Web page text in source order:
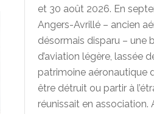
et 30 août 2026. En
Angers-Avrillé – ancien
désormais disparu – une
d’aviation légère, lassée
patrimoine aéronautique
être détruit ou partir à
réunissait en association.